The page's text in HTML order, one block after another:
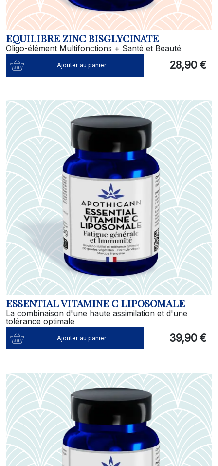
EQUILIBRE ZINC BISGLYCINATE
Oligo-élément Multifonctions + Santé et Beauté
Ajouter au panier 28,90 €
ESSENTIAL VITAMINE C LIPOSOMALE
La combinaison d'une haute assimilation et d'une
tolérance optimale
Ajouter au panier 39,90 €